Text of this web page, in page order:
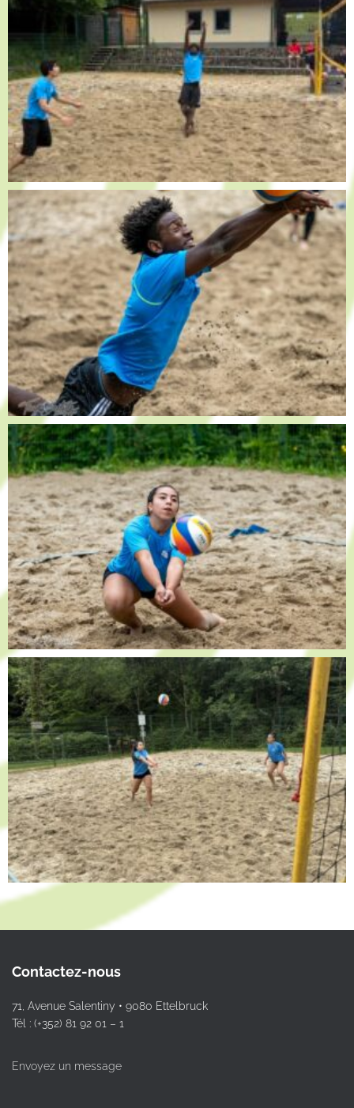
Contactez-nous
71, Avenue Salentiny • 9080 Ettelbruck
Tél : (+352) 81 92 01 – 1
Envoyez un message